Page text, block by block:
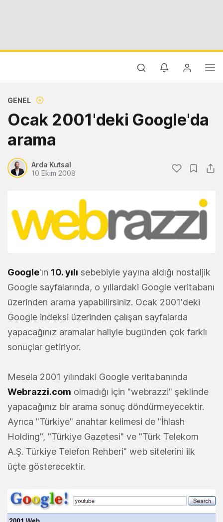
GENEL
Ocak 2001'deki Google'da
arama
Arda Kutsal
10 Ekim 2008
Google'ın 10. yılı sebebiyle yayına aldığı nostaljik
Google sayfalarında, o yıllardaki Google veritabanı
üzerinden arama yapabilirsiniz. Ocak 2001'deki
Google indeksi üzerinden çalışan sayfalarda
yapacağınız aramalar haliyle bugünden çok farklı
sonuçlar getiriyor.
Mesela 2001 yılındaki Google veritabanında
Webrazzi.com olmadığı için "webrazzi" şeklinde
yapacağınız bir arama sonuç döndürmeyecektir.
Ayrıca "Türkiye" anahtar kelimesi de "İhlash
Holding", "Türkiye Gazetesi" ve "Türk Telekom
A.Ş. Türkiye Telefon Rehberi" web sitelerini ilk
üçte gösterecektir.